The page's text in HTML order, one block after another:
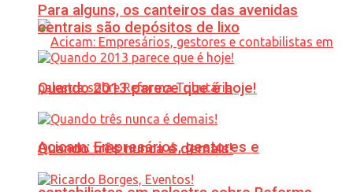
Acicam: Empresários, gestores e
Para alguns, os canteiros das avenidas
centrais são depósitos de lixo
Quando 2013 parece que é hoje!
Quando três nunca é demais!